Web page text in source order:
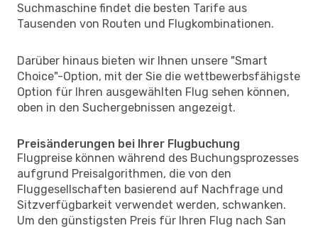
Suchmaschine findet die besten Tarife aus
Tausenden von Routen und Flugkombinationen.
Darüber hinaus bieten wir Ihnen unsere "Smart
Choice"-Option, mit der Sie die wettbewerbsfähigste
Option für Ihren ausgewählten Flug sehen können,
oben in den Suchergebnissen angezeigt.
Preisänderungen bei Ihrer Flugbuchung
Flugpreise können während des Buchungsprozesses
aufgrund Preisalgorithmen, die von den
Fluggesellschaften basierend auf Nachfrage und
Sitzverfügbarkeit verwendet werden, schwanken.
Um den günstigsten Preis für Ihren Flug nach San